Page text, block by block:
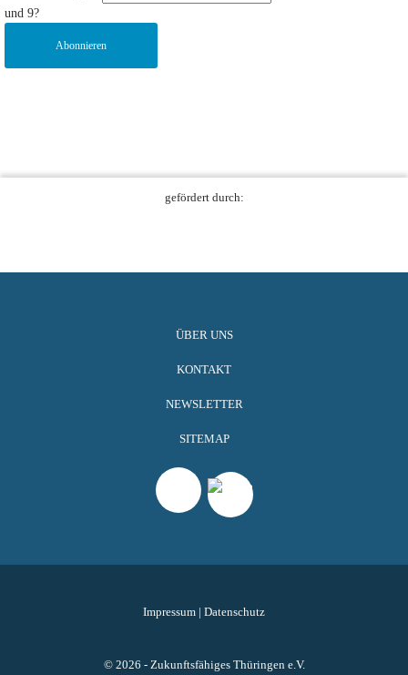
und 9?
Abonnieren
gefördert durch:
ÜBER UNS
KONTAKT
NEWSLETTER
SITEMAP
Impressum | Datenschutz
© 2026 - Zukunftsfähiges Thüringen e.V.